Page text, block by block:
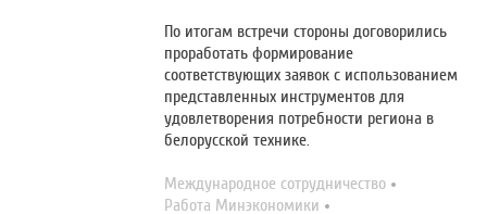
По итогам встречи стороны договорились
проработать формирование
соответствующих заявок с использованием
представленных инструментов для
удовлетворения потребности региона в
белорусской технике.
Международное сотрудничество
Работа Минэкономики